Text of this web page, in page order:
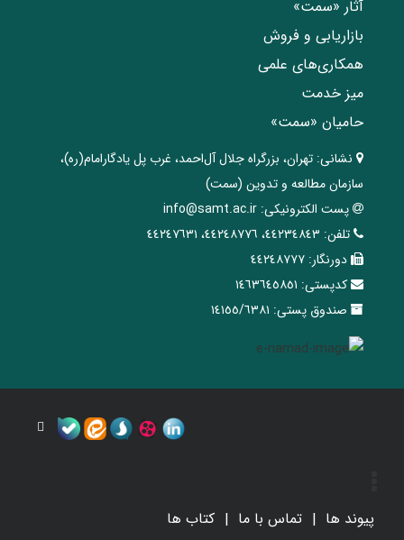
آثار «سمت»
بازاریابی و فروش
همکاری‌های علمی
میز خدمت
حامیان «سمت»
نشانی: تهران، ‌بزرگراه ‌جلال آل‌احمد، غرب پل يادگار‌امام(ره)‌،
سازمان مطالعه و تدوین‌ (سمت)
پست الکترونیکی: info@samt.ac.ir
تلفن: ٤٤٢٣٤٨٤٣، ٤٤٢٤٨٧٧٦، ٤٤٢٤٧٦٣١
دورنگار: ٤٤٢٤٨٧٧٧
کدپستی: ١٤٦٣٦٤٥٨٥١
صندوق پستی: ١٤١٥٥/٦٣٨١
پیوند ها تماس با ما کتاب ها